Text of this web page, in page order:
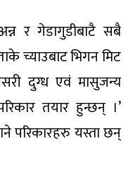
र गेडागुडीबाटै सबै
च्याउबाट भिगन मिट
दुग्ध एवं मासुजन्य
तयार हुन्छन् ।’
परिकारहरु यस्ता छन्